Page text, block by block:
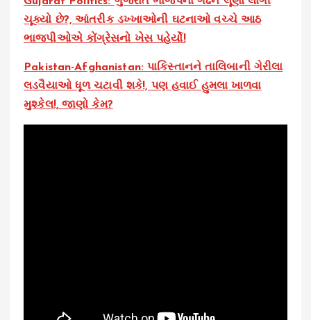
ચૂક્યો છે?, આંતરીક ડખ્ખાઓની ઘટનાઓ વચ્ચે આઠ
ભાજપીઓએ કોંગ્રેસનો ખેસ પહેર્યો!
Pakistan-Afghanistan: પાકિસ્તાનને તાલિબાની ગેરીલા
લડવૈયાઓ ધૂળ ચટાવી શકે!, પણ હવાઈ હુમલા ખાળવા
મુશ્કેલ!, જાણો કેમ?